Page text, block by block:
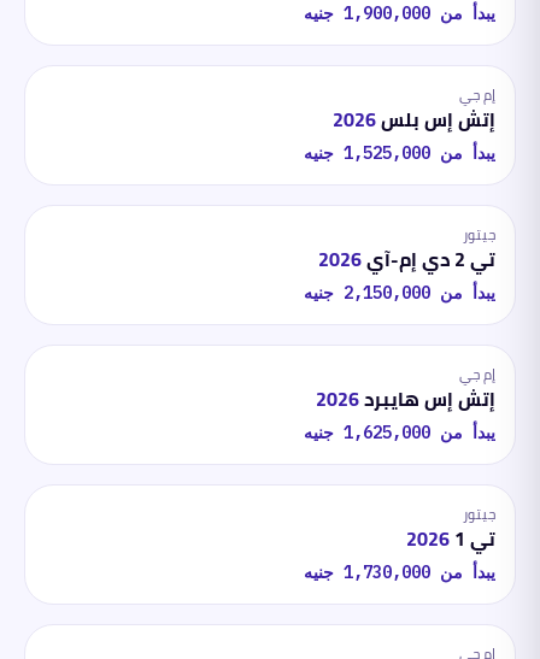
يبدأ من 1,900,000 جنيه
إم جي
إتش إس بلس2026
يبدأ من 1,525,000 جنيه
جيتور
تي 2 دي إم-آي 2026
يبدأ من 2,150,000 جنيه
إم جي
إتش إس هايبرد2026
يبدأ من 1,625,000 جنيه
جيتور
تي 1 2026
يبدأ من 1,730,000 جنيه